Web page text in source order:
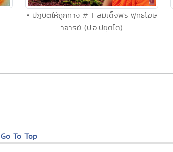
• ปฏิบัติให้ถูกทาง # 1 สมเด็จพระพุทธโฆษ
าจารย์ (ป.อ.ปยุตโต)
Go To Top